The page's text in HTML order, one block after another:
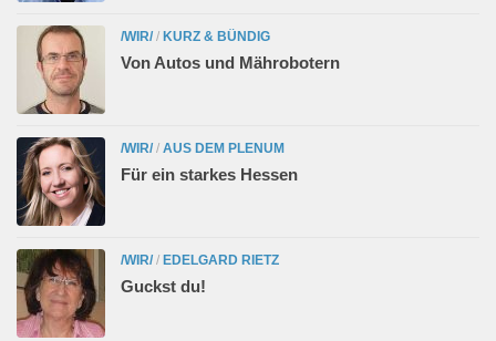
/WIR/ / KURZ & BÜNDIG
Von Autos und Mährobotern
/WIR/ / AUS DEM PLENUM
Für ein starkes Hessen
/WIR/ / EDELGARD RIETZ
Guckst du!